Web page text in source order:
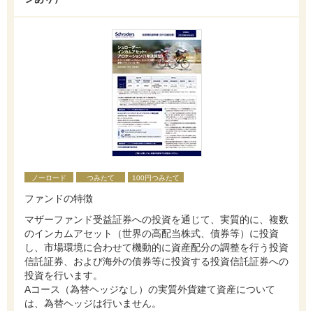
ノーロード つみたて 100円つみたて
ファンドの特徴
マザーファンド受益証券への投資を通じて、実質的に、複数
のインカムアセット（世界の高配当株式、債券等）に投資
し、市場環境に合わせて機動的に資産配分の調整を行う投資
信託証券、および海外の債券等に投資する投資信託証券への
投資を行います。
Aコース（為替ヘッジなし）の実質外貨建て資産について
は、為替ヘッジは行いません。